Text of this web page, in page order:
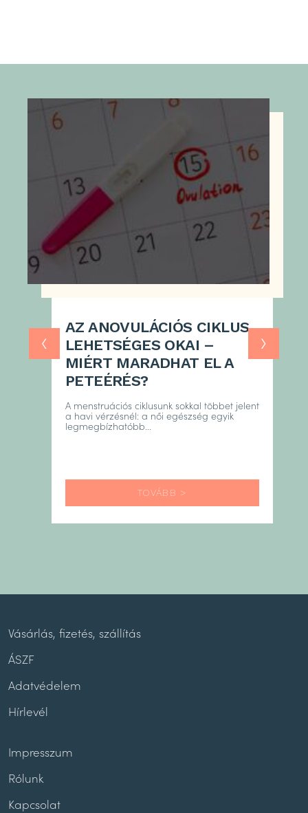
Ürítsd ki, majd mosd el a kelyhet natúr
szappannal.
Teljes szárítás után tárold a zsákjában.
A még egyszerűbb felhelyezéshez
használhatsz
kehelyapplikátort is!
TISZTÍTÁS
A megfelelő higiénia érdekében használat
után öblítsd le a kelyhet. Illatanyagmentes,
natúr szappannal vagyeszköztisztító spray-
vel tisztítsd, hideg vízzel. Sterilizálásra nincs
technológiának köszönhetően.
A termék használati utasítását itt találod!
AZ ANOVULÁCIÓS CIKLUS
LEHETSÉGES OKAI –
MIÉRT MARADHAT EL A
PETEÉRÉS?
A menstruációs ciklusunk sokkal többet jelent
a havi vérzésnél: a női egészség egyik
legmegbízhatóbb...
TOVÁBB >
‹ ›
Vásárlás, fizetés, szállítás
ÁSZF
Adatvédelem
Hírlevél
Impresszum
Rólunk
Kapcsolat